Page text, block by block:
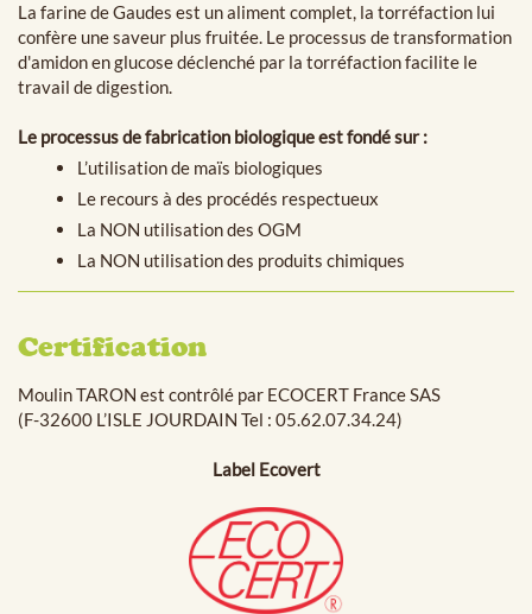
La farine de Gaudes est un aliment complet, la torréfaction lui
confère une saveur plus fruitée. Le processus de transformation
d'amidon en glucose déclenché par la torréfaction facilite le
travail de digestion.
Le processus de fabrication biologique est fondé sur :
L’utilisation de maïs biologiques
Le recours à des procédés respectueux
La NON utilisation des OGM
La NON utilisation des produits chimiques
Certification
Moulin TARON est contrôlé par ECOCERT France SAS
(F-32600 L’ISLE JOURDAIN Tel : 05.62.07.34.24)
Label Ecovert